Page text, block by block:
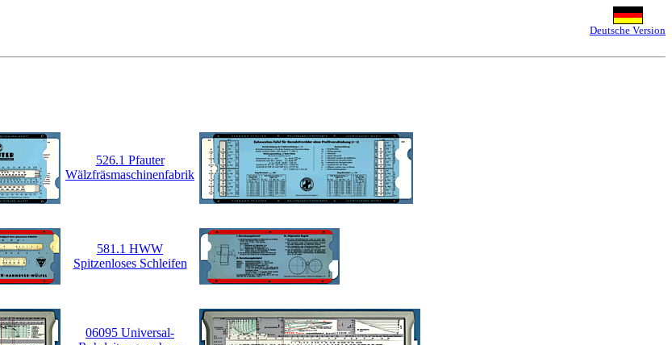
Deutsche Version
526.1 Pfauter
Wälzfräsmaschinenfabrik
581.1 HWW
Spitzenloses Schleifen
06095 Universal-